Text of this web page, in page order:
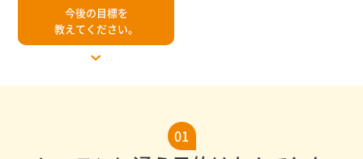
今後の目標を
教えてください。
01